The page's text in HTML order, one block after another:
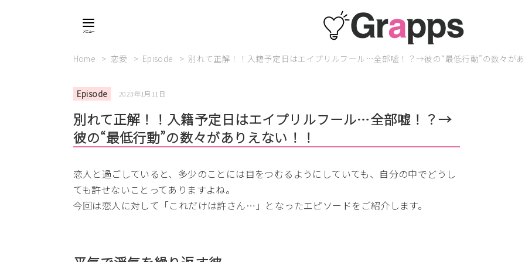
Home 恋愛 Episode 別れて正解！！入籍予定日はエイプリルフール…全部嘘！？→彼の“最低行動”の数々があ
Episode 2023年1月11日
別れて正解！！入籍予定日はエイプリルフール…全部嘘！？→
彼の“最低行動”の数々がありえない！！
恋人と過ごしていると、多少のことには目をつむるようにしていても、自分の中でどうし
ても許せないことってありますよね。
今回は恋人に対して「これだけは許さん…」となったエピソードをご紹介します。